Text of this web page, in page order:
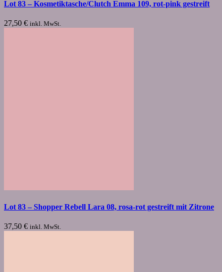
Lot 83 – Kosmetiktasche/Clutch Emma 109, rot-pink gestreift
27,50 € inkl. MwSt.
Lot 83 – Shopper Rebell Lara 08, rosa-rot gestreift mit Zitrone
37,50 € inkl. MwSt.